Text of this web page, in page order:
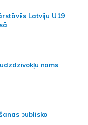
Latviju U19
nams
publisko